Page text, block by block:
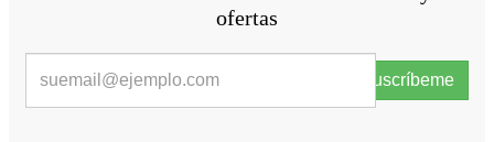
ofertas
Suscríbeme